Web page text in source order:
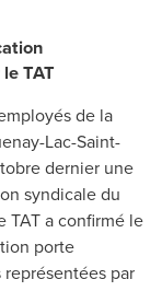
TAT
de la
Lac-Saint-
dernier une
syndicale du
TAT a confirmé le
porte
par